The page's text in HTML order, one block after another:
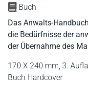
Buch
Das Anwalts-
die Bedürfnisse der
der Übernahme des
170 X 240 mm, 3.
Buch Hardcover